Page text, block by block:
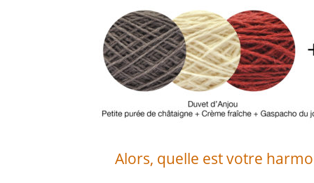
Alors, quelle est votre